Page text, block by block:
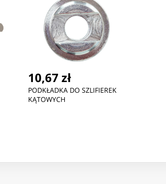
10,67 zł
PODKŁADKA DO SZLIFIEREK
KĄTOWYCH